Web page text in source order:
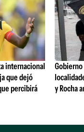
internacional
que dejó
percibirá
y Rocha